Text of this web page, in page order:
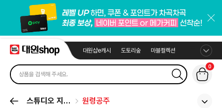
대원샵e캐시 도토리숲 마블컬렉션
0
스튜디오 지브
원령공주